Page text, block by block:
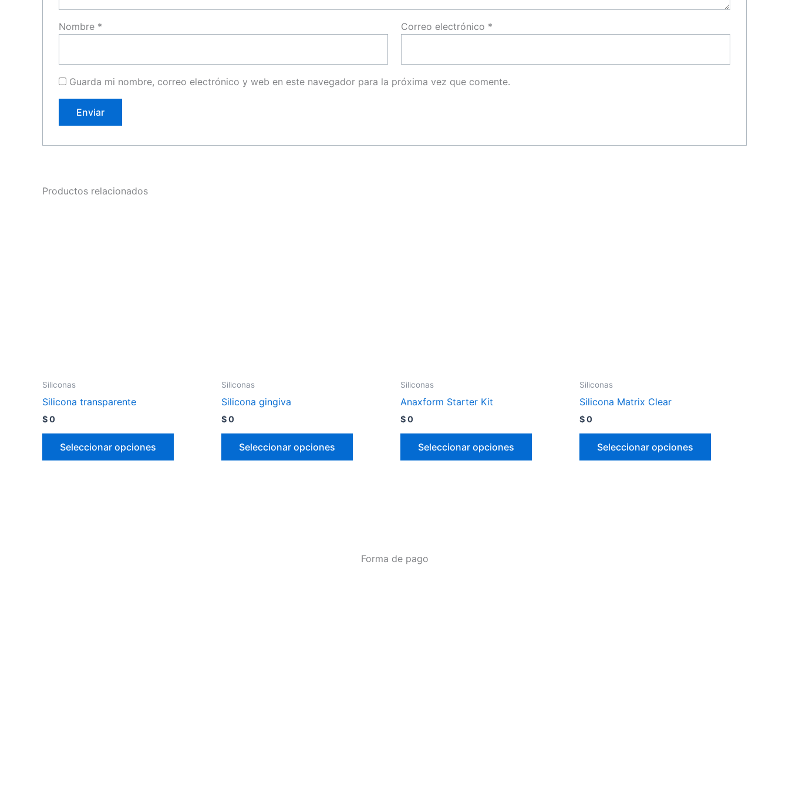
Nombre * Correo electrónico *
Guarda mi nombre, correo electrónico y web en este navegador para la próxima vez que comente.
Productos relacionados
Siliconas
Silicona transparente
$0
Seleccionar opciones
Siliconas
Silicona gingiva
$0
Seleccionar opciones
Siliconas
Anaxform Starter Kit
$0
Seleccionar opciones
Siliconas
Silicona Matrix Clear
$0
Seleccionar opciones
Forma de pago